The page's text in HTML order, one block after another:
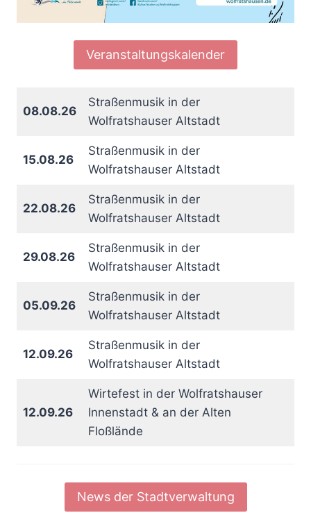
Veranstaltungskalender
08.08.26
Straßenmusik in der
Wolfratshauser Altstadt
15.08.26
Straßenmusik in der
Wolfratshauser Altstadt
22.08.26
Straßenmusik in der
Wolfratshauser Altstadt
29.08.26
Straßenmusik in der
Wolfratshauser Altstadt
05.09.26
Straßenmusik in der
Wolfratshauser Altstadt
12.09.26
Straßenmusik in der
Wolfratshauser Altstadt
12.09.26
Wirtefest in der Wolfratshauser
Innenstadt & an der Alten
Floßlände
News der Stadtverwaltung